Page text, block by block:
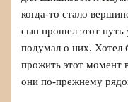
когда-то стало
сын прошел этот путь
подумал о них. Хотел
прожить этот момент
они по-прежнему